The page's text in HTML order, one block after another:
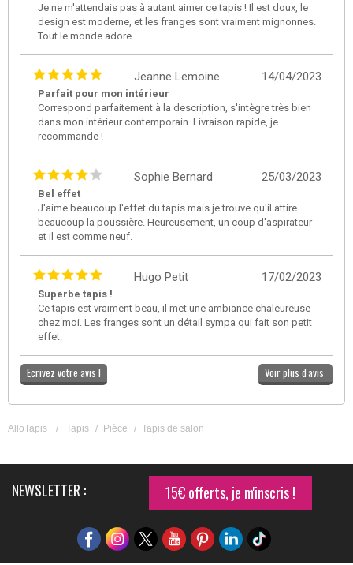
Je ne m'attendais pas à autant aimer ce tapis ! Il est doux, le
design est moderne, et les franges sont vraiment mignonnes.
Tout le monde adore.
14/04/2023
Jeanne Lemoine
Parfait pour mon intérieur
Correspond parfaitement à la description, s'intègre très bien
dans mon intérieur contemporain. Livraison rapide, je
recommande !
25/03/2023
Sophie Bernard
Bel effet
J'aime beaucoup l'effet du tapis mais je trouve qu'il attire
beaucoup la poussière. Heureusement, un coup d'aspirateur
et il est comme neuf.
17/02/2023
Hugo Petit
Superbe tapis !
Ce tapis est vraiment beau, il met une ambiance chaleureuse
chez moi. Les franges sont un détail sympa qui fait son petit
effet.
Ecrivez votre avis ! Voir plus d'avis
AlloTapis / Tapis / Pièce / Tapis de salon
NEWSLETTER : 15€ offerts, je m'inscris !